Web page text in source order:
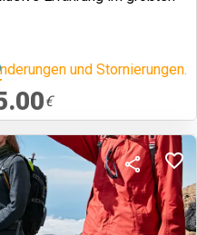
und Stornierungen.
€